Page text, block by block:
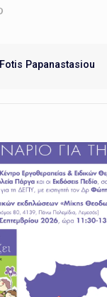
Fotis Papanastasiou